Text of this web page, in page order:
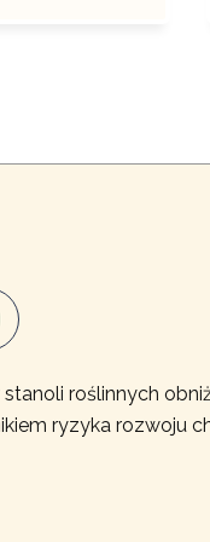
roślinnych
ryzyka rozwoju